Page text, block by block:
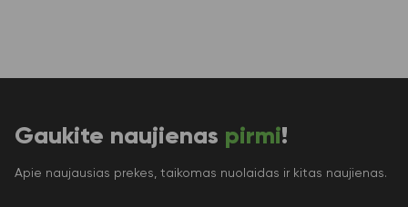
Gaukite naujienas pirmi!
Apie naujausias prekes, taikomas nuolaidas ir kitas naujienas.